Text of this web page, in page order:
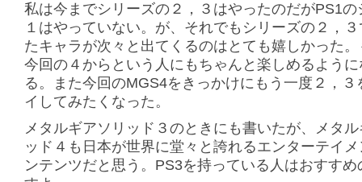
私は今までシリーズの２，３はやったのだがPS1の
１はやっていない。が、それでもシリーズの２，
たキャラが次々と出てくるのはとても嬉しかった
今回の４からという人にもちゃんと楽しめるよう
る。また今回のMGS4をきっかけにもう一度２，３
イしてみたくなった。
メタルギアソリッド３のときにも書いたが、メタ
ッド４も日本が世界に堂々と誇れるエンターテイ
ンテンツだと思う。PS3を持っている人はおすすめ